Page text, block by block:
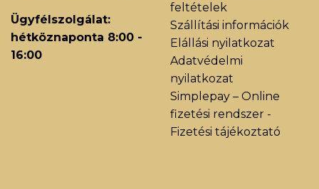
Ügyfélszolgálat:
hétköznaponta 8:00 -
16:00
feltételek
Szállítási információk
Elállási nyilatkozat
Adatvédelmi
nyilatkozat
Simplepay – Online
fizetési rendszer -
Fizetési tájékoztató